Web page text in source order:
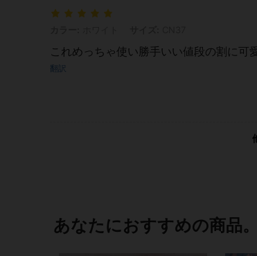
これめっちゃ使い勝手いい値段の割に可
翻訳
あなたにおすすめの商品。